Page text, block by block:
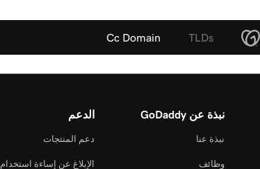
TLDs
Cc Domain
نبذة عن GoDaddy
نبذة عنا
وظائف
الدعم
دعم المنتجات
الإبلاغ عن إساءة استخدام